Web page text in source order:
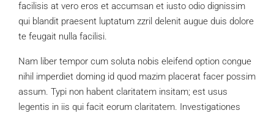
facilisis at vero eros et accumsan et iusto odio dignissim
qui blandit praesent luptatum zzril delenit augue duis dolore
te feugait nulla facilisi.
Nam liber tempor cum soluta nobis eleifend option congue
nihil imperdiet doming id quod mazim placerat facer possim
assum. Typi non habent claritatem insitam; est usus
legentis in iis qui facit eorum claritatem. Investigationes